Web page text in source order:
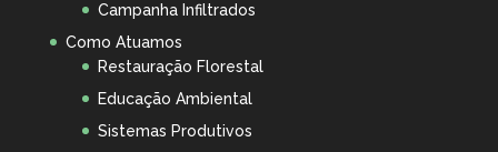
Campanha Infiltrados
Como Atuamos
Restauração Florestal
Educação Ambiental
Sistemas Produtivos